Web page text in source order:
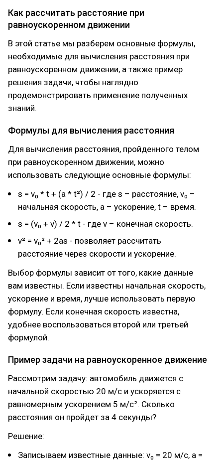
Как рассчитать расстояние при
равноускоренном движении
В этой статье мы разберем основные формулы,
необходимые для вычисления расстояния при
равноускоренном движении, а также пример
решения задачи, чтобы наглядно
продемонстрировать применение полученных
знаний.
Формулы для вычисления расстояния
Для вычисления расстояния, пройденного телом
при равноускоренном движении, можно
использовать следующие основные формулы:
s = v₀ * t + (a * t²) / 2 - где s – расстояние, v₀ –
начальная скорость, a – ускорение, t – время.
s = (v₀ + v) / 2 * t - где v – конечная скорость.
v² = v₀² + 2as - позволяет рассчитать
расстояние через скорости и ускорение.
Выбор формулы зависит от того, какие данные
вам известны. Если известны начальная скорость,
ускорение и время, лучше использовать первую
формулу. Если конечная скорость известна,
удобнее воспользоваться второй или третьей
формулой.
Пример задачи на равноускоренное движение
Рассмотрим задачу: автомобиль движется с
начальной скоростью 20 м/с и ускоряется с
равномерным ускорением 5 м/с². Сколько
расстояния он пройдет за 4 секунды?
Решение:
Записываем известные данные: v₀ = 20 м/с, a =